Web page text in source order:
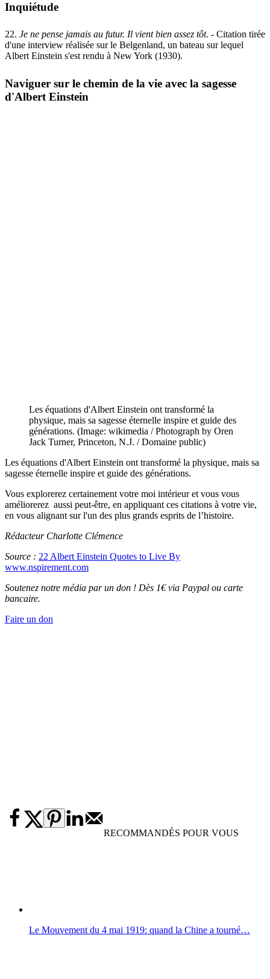
Inquiétude
22. Je ne pense jamais au futur. Il vient bien assez tôt. - Citation tirée
d'une interview réalisée sur le Belgenland, un bateau sur lequel
Albert Einstein s'est rendu à New York (1930).
Naviguer sur le chemin de la vie avec la sagesse
d'Albert Einstein
Les équations d'Albert Einstein ont transformé la
physique, mais sa sagesse éternelle inspire et guide des
générations. (Image: wikimedia / Photograph by Oren
Jack Turner, Princeton, N.J. / Domaine public)
Les équations d'Albert Einstein ont transformé la physique, mais sa
sagesse éternelle inspire et guide des générations.
Vous explorerez certainement votre moi intérieur et vous vous
améliorerez aussi peut-être, en appliquant ces citations à votre vie,
en vous alignant sur l'un des plus grands esprits de l’histoire.
Rédacteur Charlotte Clémence
Source : 22 Albert Einstein Quotes to Live By
www.nspirement.com
Soutenez notre média par un don ! Dès 1€ via Paypal ou carte
bancaire.
Faire un don
RECOMMANDÉS POUR VOUS
Le Mouvement du 4 mai 1919: quand la Chine a tourné…